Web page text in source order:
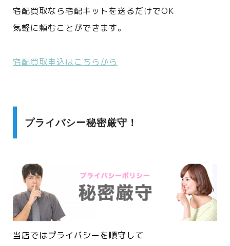
宅配買取なら宅配キットを送るだけでOK
気軽に頼むことができます。
宅配買取申込はこちらから
プライバシー秘密厳守！
当店ではプライバシーを順守して